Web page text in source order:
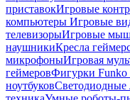
приставокИгровые
компьютеры Игровые
телевизорыИгровые
наушникиКресла
микрофоныИгровая
геймеровФигурки Funko
ноутбуковСветодиодные